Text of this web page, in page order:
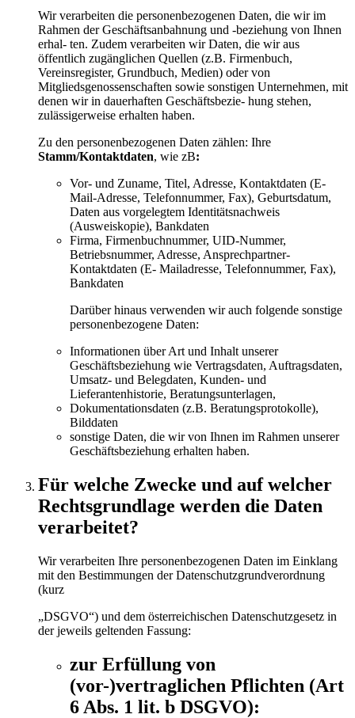
Wir verarbeiten die personenbezogenen Daten, die wir im
Rahmen der Geschäftsanbahnung und -beziehung von Ihnen
erhal- ten. Zudem verarbeiten wir Daten, die wir aus
öffentlich zugänglichen Quellen (z.B. Firmenbuch,
Vereinsregister, Grundbuch, Medien) oder von
Mitgliedsgenossenschaften sowie sonstigen Unternehmen, mit
denen wir in dauerhaften Geschäftsbezie- hung stehen,
zulässigerweise erhalten haben.
Zu den personenbezogenen Daten zählen: Ihre
Stamm/Kontaktdaten, wie zB:
Vor- und Zuname, Titel, Adresse, Kontaktdaten (E-
Mail-Adresse, Telefonnummer, Fax), Geburtsdatum,
Daten aus vorgelegtem Identitätsnachweis
(Ausweiskopie), Bankdaten
Firma, Firmenbuchnummer, UID-Nummer,
Betriebsnummer, Adresse, Ansprechpartner-
Kontaktdaten (E- Mailadresse, Telefonnummer, Fax),
Bankdaten
Darüber hinaus verwenden wir auch folgende sonstige
personenbezogene Daten:
Informationen über Art und Inhalt unserer
Geschäftsbeziehung wie Vertragsdaten, Auftragsdaten,
Umsatz- und Belegdaten, Kunden- und
Lieferantenhistorie, Beratungsunterlagen,
Dokumentationsdaten (z.B. Beratungsprotokolle),
Bilddaten
sonstige Daten, die wir von Ihnen im Rahmen unserer
Geschäftsbeziehung erhalten haben.
Für welche Zwecke und auf welcher
Rechtsgrundlage werden die Daten
verarbeitet?
Wir verarbeiten Ihre personenbezogenen Daten im Einklang
mit den Bestimmungen der Datenschutzgrundverordnung
(kurz
„DSGVO“) und dem österreichischen Datenschutzgesetz in
der jeweils geltenden Fassung:
zur Erfüllung von
(vor-)vertraglichen Pflichten (Art
6 Abs. 1 lit. b DSGVO):